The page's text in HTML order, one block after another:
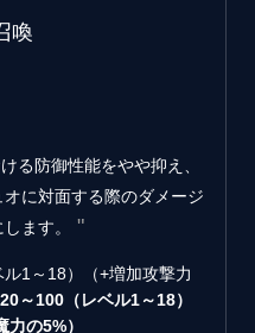
喚
る防御性能をやや抑え、
に対面する際のダメージ
ます。
ル1～18）（+増加攻撃力
20～100（レベル1～18）
力の5%）